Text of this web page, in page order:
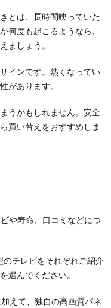
とは、長時間映っていた
何度も起こるようなら、
ましょう。
インです。熱くなってい
があります。
うかもしれません。安全
買い替えをおすすめしま
や寿命、口コミなどにつ
テレビをそれぞれご紹介
選んでください。
えて、独自の高画質パネ